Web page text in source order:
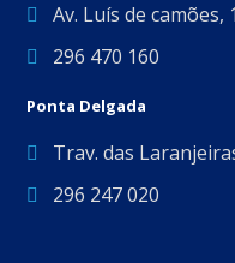
Av. Luís de
296 470 160
Ponta Delgada
Trav. das
296 247 020